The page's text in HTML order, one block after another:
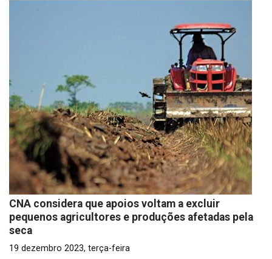
CNA considera que apoios voltam a excluir
pequenos agricultores e produções afetadas pela
seca
19 dezembro 2023, terça-feira